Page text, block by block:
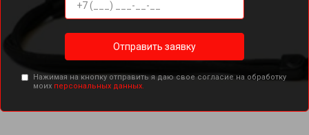
Отправить заявку
Нажимая на кнопку отправить я даю свое согласие на обработку
моих персональных данных.